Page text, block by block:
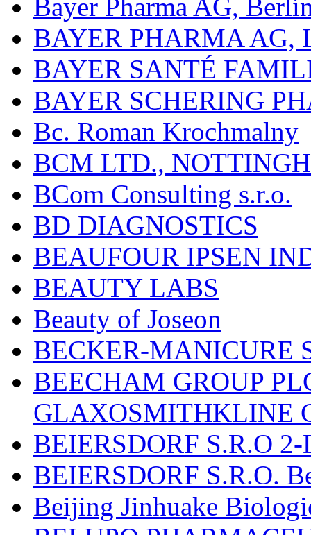
Bayer Pharma AG,
BAYER PHARMA AG,
BAYER SANTÉ
BAYER SCHERING
Bc. Roman Krochmalny
BCM LTD.,
BCom Consulting s.r.o.
BD DIAGNOSTICS
BEAUFOUR IPSEN
BEAUTY LABS
Beauty of Joseon
BECKER-MANICURE
BEECHAM GROUP
GLAXOSMITHKLINE
BEIERSDORF S.R.O
BEIERSDORF S.R.O.
Beijing Jinhuake